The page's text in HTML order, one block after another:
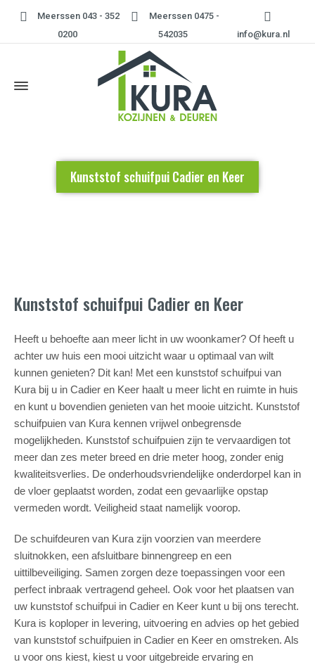
Meerssen 043 - 352
0200
Meerssen 0475 -
542035
info@kura.nl
Kunststof schuifpui Cadier en Keer
Kunststof schuifpui Cadier en Keer
Heeft u behoefte aan meer licht in uw woonkamer? Of heeft u
achter uw huis een mooi uitzicht waar u optimaal van wilt
kunnen genieten? Dit kan! Met een kunststof schuifpui van
Kura bij u in Cadier en Keer haalt u meer licht en ruimte in huis
en kunt u bovendien genieten van het mooie uitzicht. Kunststof
schuifpuien van Kura kennen vrijwel onbegrensde
mogelijkheden. Kunststof schuifpuien zijn te vervaardigen tot
meer dan zes meter breed en drie meter hoog, zonder enig
kwaliteitsverlies. De onderhoudsvriendelijke onderdorpel kan in
de vloer geplaatst worden, zodat een gevaarlijke opstap
vermeden wordt. Veiligheid staat namelijk voorop.
De schuifdeuren van Kura zijn voorzien van meerdere
sluitnokken, een afsluitbare binnengreep en een
uittilbeveiliging. Samen zorgen deze toepassingen voor een
perfect inbraak vertragend geheel. Ook voor het plaatsen van
uw kunststof schuifpui in Cadier en Keer kunt u bij ons terecht.
Kura is koploper in levering, uitvoering en advies op het gebied
van kunststof schuifpuien in Cadier en Keer en omstreken. Als
u voor ons kiest, kiest u voor uitgebreide ervaring en